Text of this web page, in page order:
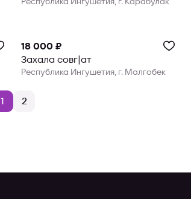
18 000 ₽
Захала совг|ат
Республика Ингушетия, г. Малгобек
1 2